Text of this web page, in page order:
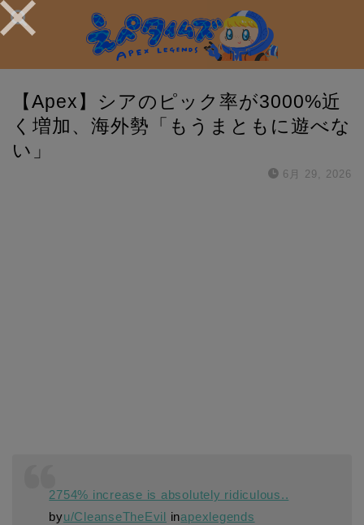
【Apex】シアのピック率が3000%近
く増加、海外勢「もうまともに遊べな
い」
6月 29, 2026
2754% increase is absolutely ridiculous..
byu/CleanseTheEvil inapexlegends